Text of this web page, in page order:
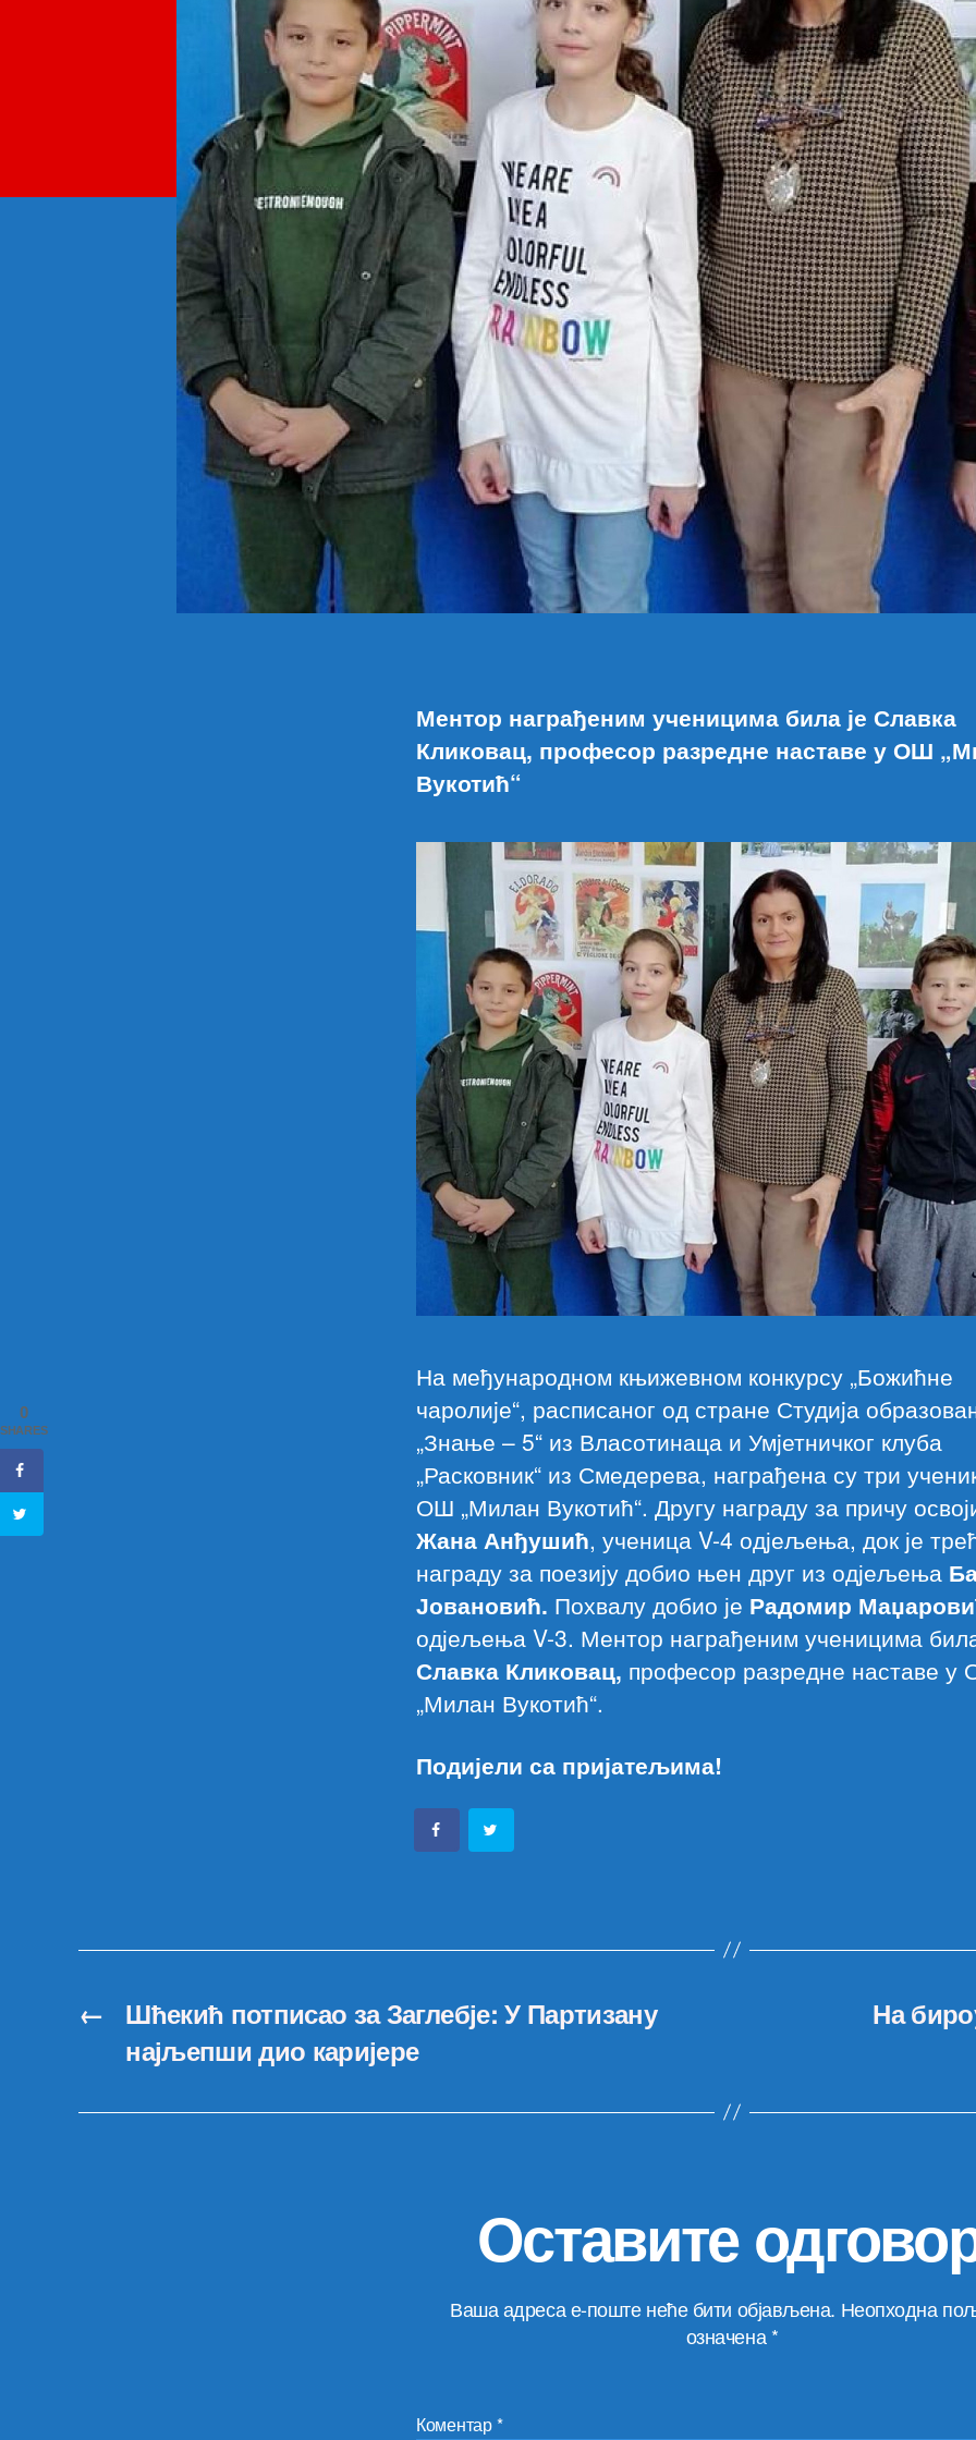
Ментор награђеним ученицима била је Славка
Кликовац, професор разредне наставе у ОШ
Вукотић“
На међународном књижевном конкурсу „Божићне
чаролиjе“, расписаног од стране Студиjа
„Знање – 5“ из Власотинаца и Умjетничког клуба
„Расковник“ из Смедерева, награђена су три
ОШ „Милан Вукотић“. Другу награду за причу
Жана Анђушић, ученица V-4 одјељења, док је
награду за поезију добио њен друг из одјељења
Јовановић. Похвалу добио је Радомир
одјељења V-3. Ментор награђеним ученицима
Славка Кликовац, професор разредне наставе у
„Милан Вукотић“.
Подијели са пријатељима!
←
Шћекић потписао за Заглебје: У Партизану
најљепши дио каријере
На
Оставите
Ваша адреса е-поште неће бити објављена. Неопходна
означена *
Коментар*
0
SHARES